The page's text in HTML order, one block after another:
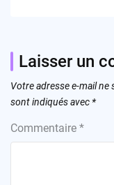
Laisser un
Votre adresse e-mail ne
sont indiqués avec *
Commentaire *